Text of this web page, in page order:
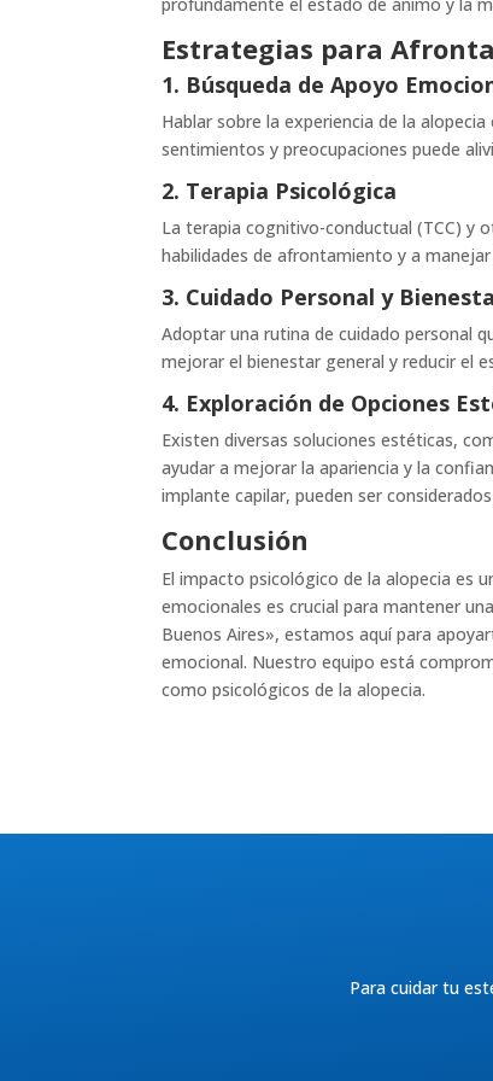
profundamente el estado de ánimo y la
Estrategias para
1. Búsqueda de Apoyo
Hablar sobre la experiencia de la
sentimientos y preocupaciones puede
2. Terapia Psicológica
La terapia cognitivo-conductual (TCC) y
habilidades de afrontamiento y a
3. Cuidado Personal y
Adoptar una rutina de cuidado personal
mejorar el bienestar general y reducir el
4. Exploración de Opciones
Existen diversas soluciones estéticas,
ayudar a mejorar la apariencia y la
implante capilar, pueden ser
Conclusión
El impacto psicológico de la alopecia es
emocionales es crucial para mantener
Buenos Aires», estamos aquí para
emocional. Nuestro equipo está
como psicológicos de la alopecia.
Para cuidar tu